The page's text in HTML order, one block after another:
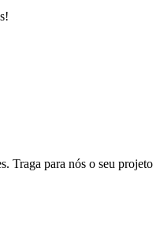
Traga para nós o seu projeto